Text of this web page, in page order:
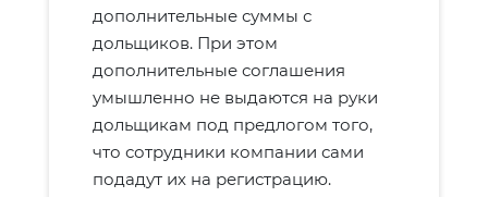
дополнительные суммы с
дольщиков. При этом
дополнительные соглашения
умышленно не выдаются на руки
дольщикам под предлогом того,
что сотрудники компании сами
подадут их на регистрацию.